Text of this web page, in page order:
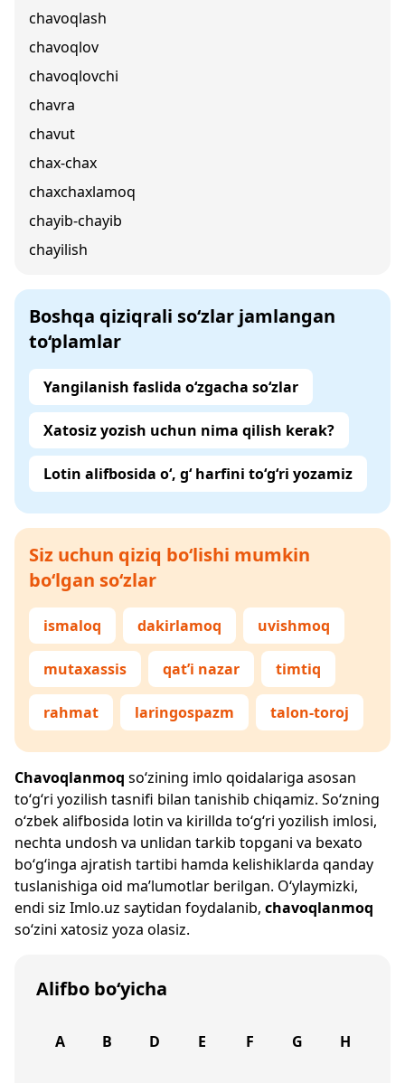
chavoqlash
chavoqlov
chavoqlovchi
chavra
chavut
chax-chax
chaxchaxlamoq
chayib-chayib
chayilish
Boshqa qiziqrali so‘zlar jamlangan
to‘plamlar
Yangilanish faslida o‘zgacha so‘zlar
Xatosiz yozish uchun nima qilish kerak?
Lotin alifbosida o‘, g‘ harfini to‘g‘ri yozamiz
Siz uchun qiziq bo‘lishi mumkin
bo‘lgan so‘zlar
ismaloq dakirlamoq uvishmoq
mutaxassis qat’i nazar timtiq
rahmat laringospazm talon-toroj
Chavoqlanmoq so‘zining imlo qoidalariga asosan
to‘g‘ri yozilish tasnifi bilan tanishib chiqamiz. So‘zning
o‘zbek alifbosida lotin va kirillda to‘g‘ri yozilish imlosi,
nechta undosh va unlidan tarkib topgani va bexato
bo‘g‘inga ajratish tartibi hamda kelishiklarda qanday
tuslanishiga oid ma’lumotlar berilgan. O‘ylaymizki,
endi siz Imlo.uz saytidan foydalanib, chavoqlanmoq
so‘zini xatosiz yoza olasiz.
Alifbo bo‘yicha
A B D E F G H